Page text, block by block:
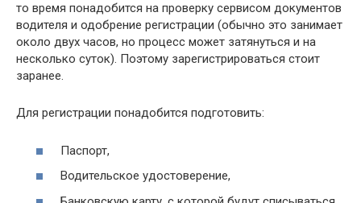
то время понадобится на проверку сервисом документов
водителя и одобрение регистрации (обычно это занимает
около двух часов, но процесс может затянуться и на
несколько суток). Поэтому зарегистрироваться стоит
заранее.
Для регистрации понадобится подготовить:
Паспорт,
Водительское удостоверение,